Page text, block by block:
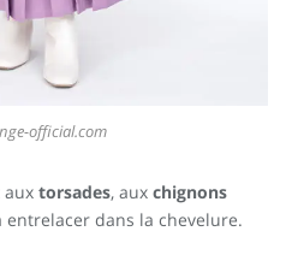
official.com
aux torsades, aux chignons
entrelacer dans la chevelure.